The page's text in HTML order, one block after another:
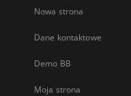
Nowa strona
Dane kontaktowe
Demo BB
Moja strona